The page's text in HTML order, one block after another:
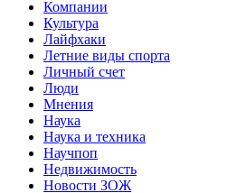
Компании
Культура
Лайфхаки
Летние виды спорта
Личный счет
Люди
Мнения
Наука
Наука и техника
Научпоп
Недвижимость
Новости ЗОЖ